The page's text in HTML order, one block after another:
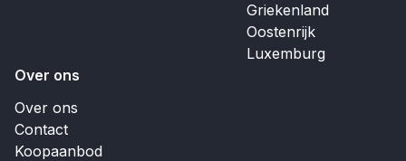
Griekenland
Oostenrijk
Luxemburg
Over ons
Over ons
Contact
Koopaanbod